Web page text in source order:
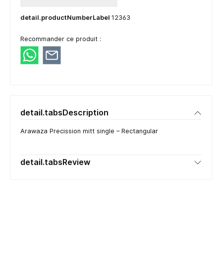
detail.productNumberLabel 12363
Recommander ce produit :
detail.tabsDescription
Arawaza Precission mitt single – Rectangular
detail.tabsReview